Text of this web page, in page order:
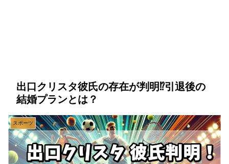
出口クリスタ彼氏の存在が判明⁉引退後の
結婚プランとは？
スポーツ